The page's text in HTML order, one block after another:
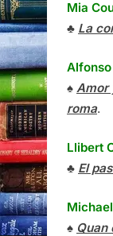
Mia
♣ La
♠ Amor
roma.
Llibert
♣ El
♠ Quan